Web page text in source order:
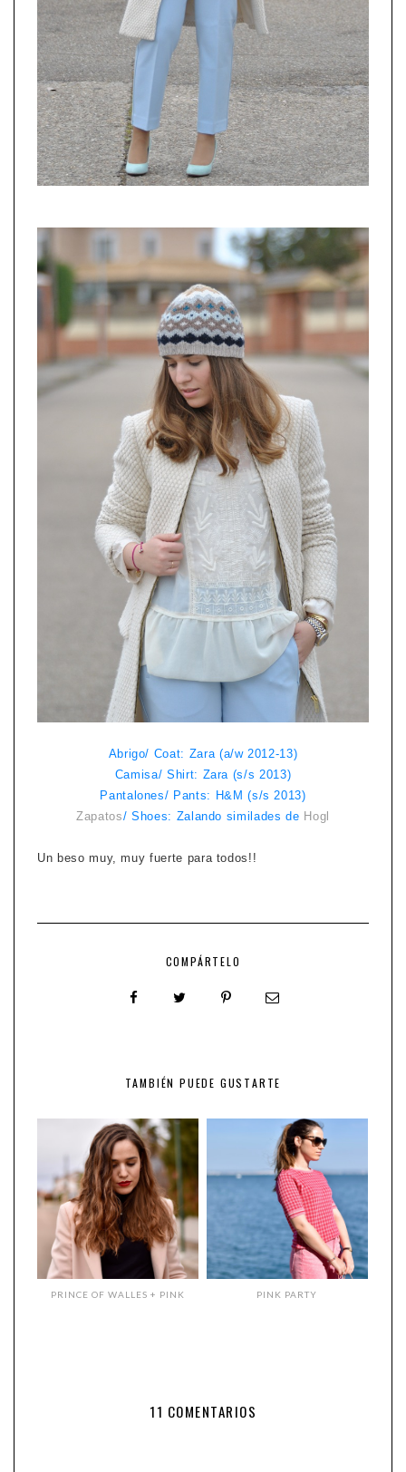
Abrigo/ Coat: Zara (a/w 2012-13)
Camisa/ Shirt: Zara (s/s 2013)
Pantalones/ Pants: H&M (s/s 2013)
Zapatos/ Shoes: Zalando similades de Hogl
Un beso muy, muy fuerte para todos!!
COMPÁRTELO
TAMBIÉN PUEDE GUSTARTE
PRINCE OF WALLES + PINK PINK PARTY
11 COMENTARIOS